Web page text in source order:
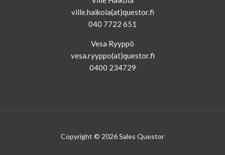
ville.haikola(at)questor.fi
040 7722 651
Vesa Ryyppö
vesa.ryyppo(at)questor.fi
0400 234729
Copyright © 2026 Sales Questor